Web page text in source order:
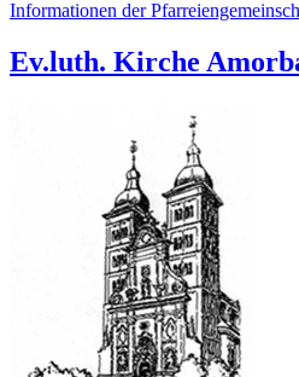
Informationen der
Ev.luth. Kirche